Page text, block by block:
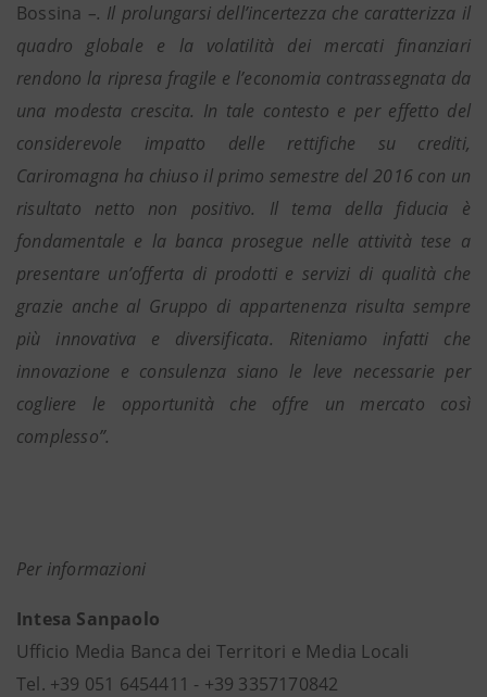
Bossina –. Il prolungarsi dell’incertezza che caratterizza il
quadro globale e la volatilità dei mercati finanziari
rendono la ripresa fragile e l’economia contrassegnata da
una modesta crescita. In tale contesto e per effetto del
considerevole impatto delle rettifiche su crediti,
Cariromagna ha chiuso il primo semestre del 2016 con un
risultato netto non positivo. Il tema della fiducia è
fondamentale e la banca prosegue nelle attività tese a
presentare un’offerta di prodotti e servizi di qualità che
grazie anche al Gruppo di appartenenza risulta sempre
più innovativa e diversificata. Riteniamo infatti che
innovazione e consulenza siano le leve necessarie per
cogliere le opportunità che offre un mercato così
complesso”.
Per informazioni
Intesa Sanpaolo
Ufficio Media Banca dei Territori e Media Locali
Tel. +39 051 6454411 - +39 3357170842